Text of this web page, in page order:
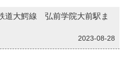
道大鰐線 弘前学院大前駅ま
2023-08-28